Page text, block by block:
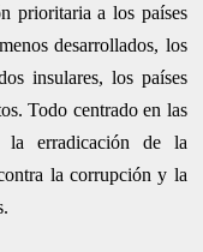
prioritaria a los países
desarrollados, los
insulares, los países
Todo centrado en las
la erradicación de la
la corrupción y la